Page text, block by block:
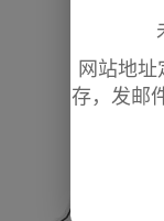
网站地
存，发邮